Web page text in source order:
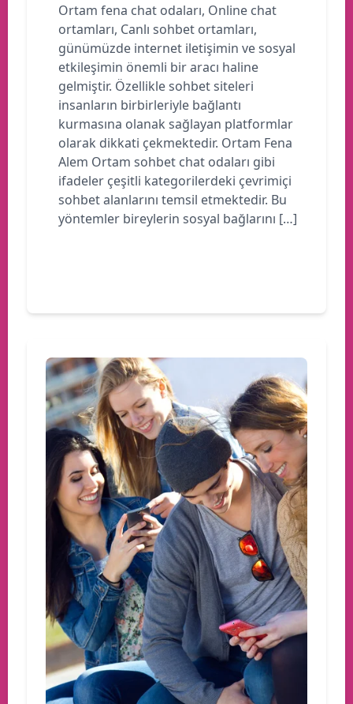
Ortam fena chat odaları, Online chat
ortamları, Canlı sohbet ortamları,
günümüzde internet iletişimin ve sosyal
etkileşimin önemli bir aracı haline
gelmiştir. Özellikle sohbet siteleri
insanların birbirleriyle bağlantı
kurmasına olanak sağlayan platformlar
olarak dikkati çekmektedir. Ortam Fena
Alem Ortam sohbet chat odaları gibi
ifadeler çeşitli kategorilerdeki çevrimiçi
sohbet alanlarını temsil etmektedir. Bu
yöntemler bireylerin sosyal bağlarını […]